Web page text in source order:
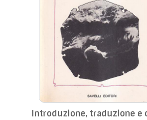
Introduzione, traduzione e